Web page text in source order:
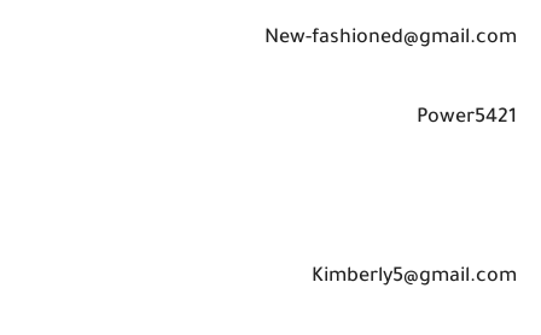
New-fashioned@gmail.com
Power5421
Kimberly5@gmail.com